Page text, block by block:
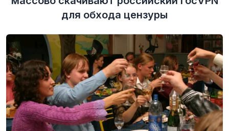
для обхода цензуры